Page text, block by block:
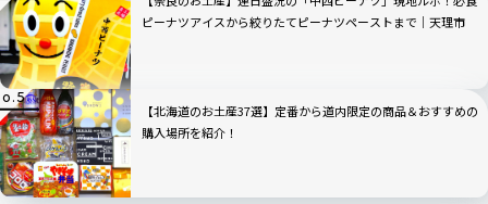
ピーナツアイスから絞りたてピーナツペーストまで｜天理市
【北海道のお土産37選】定番から道内限定の商品＆おすすめの
購入場所を紹介！